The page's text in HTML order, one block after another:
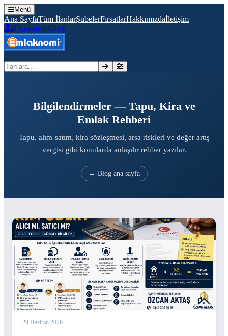
Menü
Ana SayfaTüm İlanlarŞubelerFırsatlarHakkımızdaİletişim
Danışman Girişi
İlan ara
Bilgilendirmeler — Tapu, Kira ve
Emlak Rehberi
Tapu, alım-satım, kira sözleşmesi, arsa riskleri ve değer artış
vergisi gibi konularda anlaşılır rehber yazılar.
← Blog ana sayfa
29 Haziran 2026